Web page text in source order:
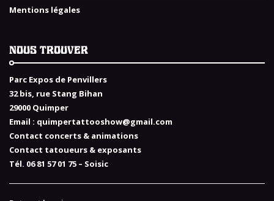
Mentions légales
NOUS TROUVER
Parc Expos de Penvillers
32 bis, rue Stang Bihan
29000 Quimper
Email : quimpertattooshow@gmail.com
Contact concerts & animations
Contact tatoueurs & exposants
Tél. 06 81 57 01 75 – Soisic